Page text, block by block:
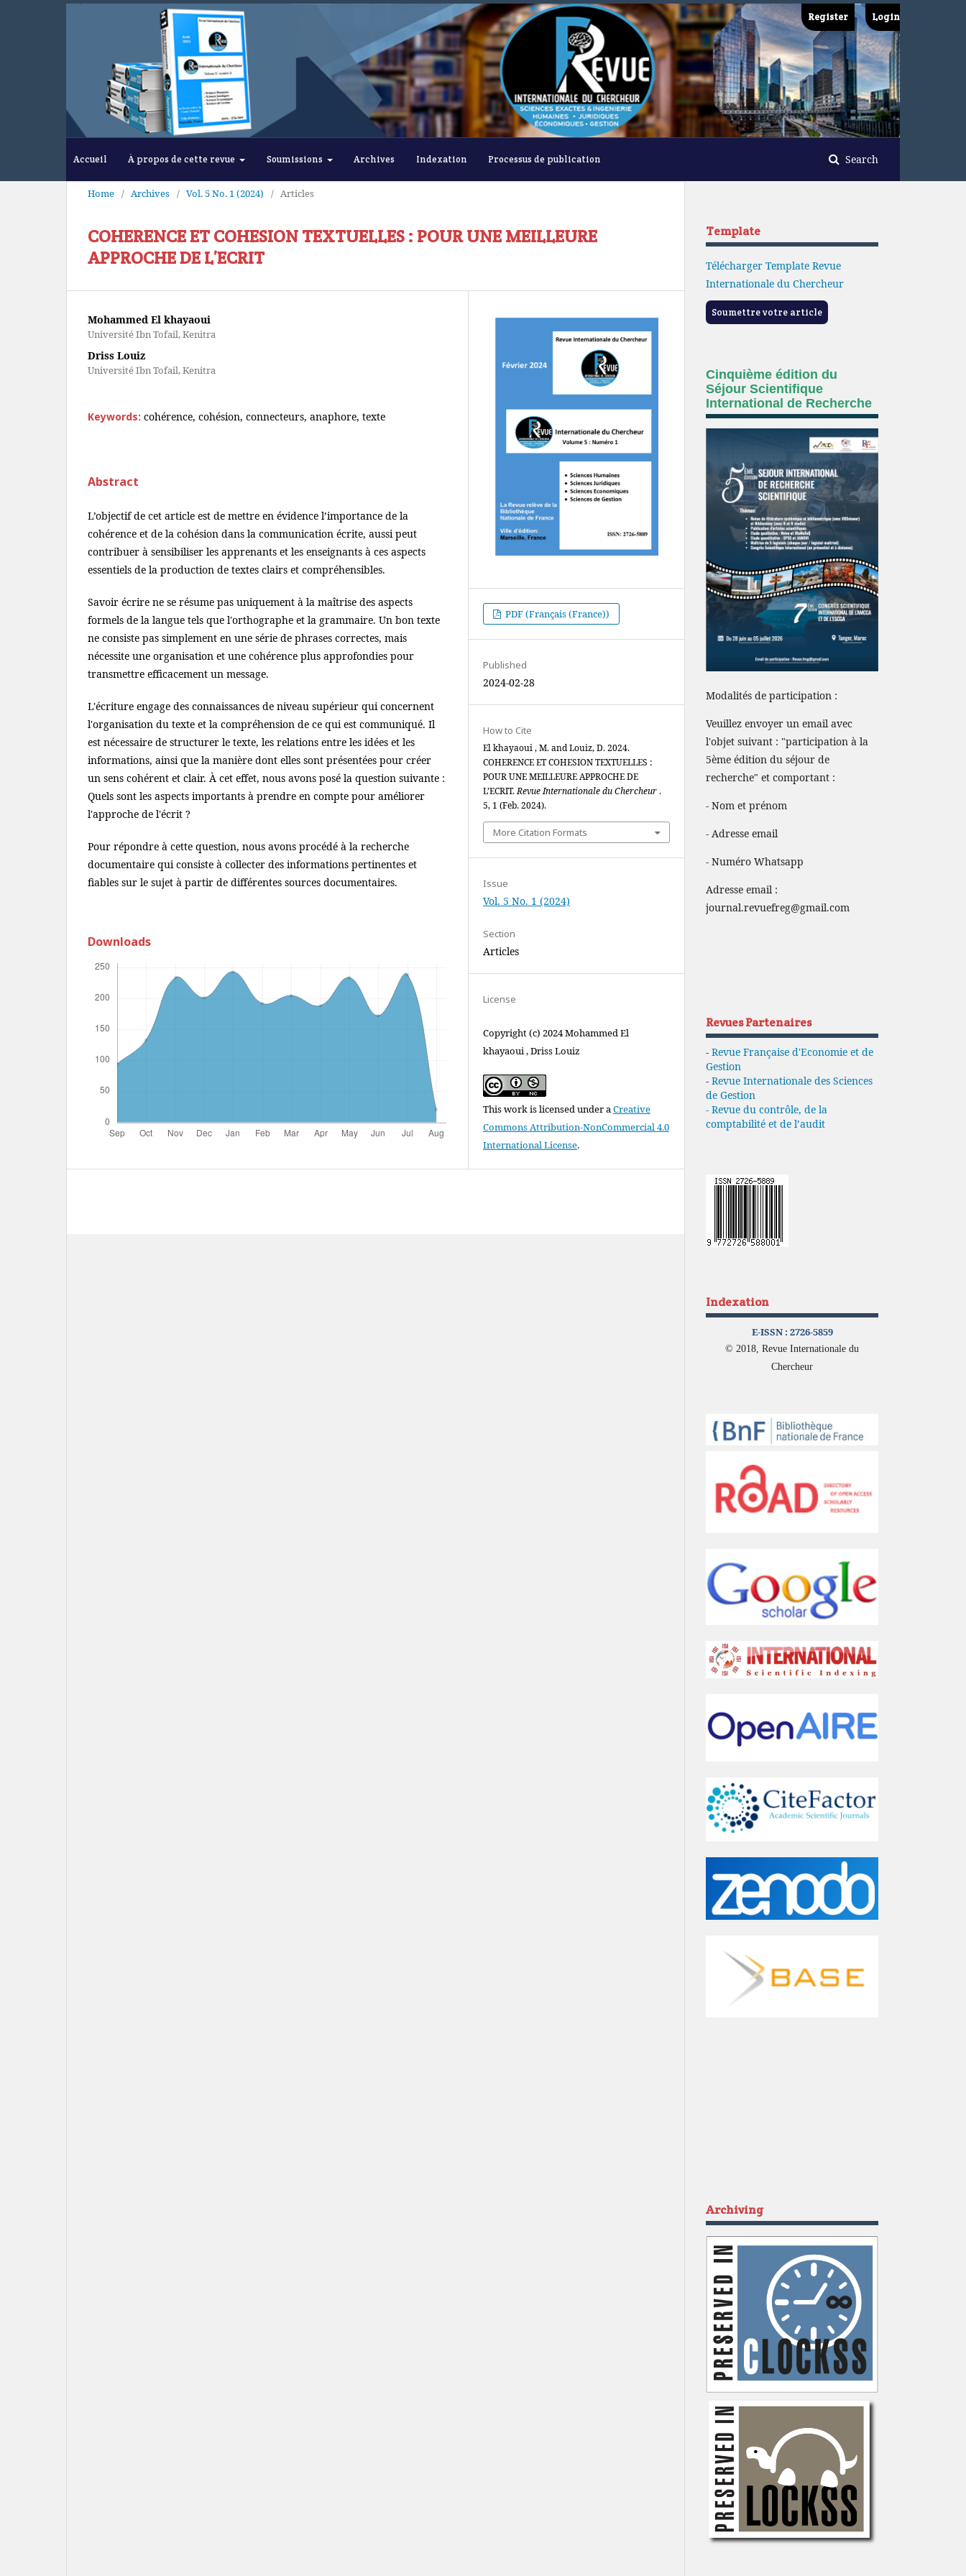
Accueil À propos de cette revue Soumissions Archives Indexation Processus de publication Search
Register Login
Home / Archives / Vol. 5 No. 1 (2024) / Articles
COHERENCE ET COHESION TEXTUELLES : POUR UNE MEILLEURE
APPROCHE DE L’ECRIT
Mohammed El khayaoui
Université Ibn Tofail, Kenitra
Driss Louiz
Université Ibn Tofail, Kenitra
Keywords: cohérence, cohésion, connecteurs, anaphore, texte
Abstract
L’objectif de cet article est de mettre en évidence l’importance de la
cohérence et de la cohésion dans la communication écrite, aussi peut
contribuer à sensibiliser les apprenants et les enseignants à ces aspects
essentiels de la production de textes clairs et compréhensibles.
Savoir écrire ne se résume pas uniquement à la maîtrise des aspects
formels de la langue tels que l'orthographe et la grammaire. Un bon texte
ne consiste pas simplement en une série de phrases correctes, mais
nécessite une organisation et une cohérence plus approfondies pour
transmettre efficacement un message.
L'écriture engage des connaissances de niveau supérieur qui concernent
l'organisation du texte et la compréhension de ce qui est communiqué. Il
est nécessaire de structurer le texte, les relations entre les idées et les
informations, ainsi que la manière dont elles sont présentées pour créer
un sens cohérent et clair. À cet effet, nous avons posé la question suivante :
Quels sont les aspects importants à prendre en compte pour améliorer
l'approche de l'écrit ?
Pour répondre à cette question, nous avons procédé à la recherche
documentaire qui consiste à collecter des informations pertinentes et
fiables sur le sujet à partir de différentes sources documentaires.
Downloads
PDF (Français (France))
Published
2024-02-28
How to Cite
El khayaoui , M. and Louiz, D. 2024.
COHERENCE ET COHESION TEXTUELLES :
POUR UNE MEILLEURE APPROCHE DE
L’ECRIT.Revue Internationale du Chercheur.
5, 1 (Feb. 2024).
More Citation Formats
Issue
Vol. 5 No. 1 (2024)
Section
Articles
License
Copyright (c) 2024 Mohammed El
khayaoui , Driss Louiz
This work is licensed under aCreative
Commons Attribution-NonCommercial 4.0
International License.
Template
Télécharger Template Revue
Internationale du Chercheur
Soumettre votre article
Cinquième édition du
Séjour Scientifique
International de Recherche
Modalités de participation :
Veuillez envoyer un email avec
l'objet suivant : "participation à la
5ème édition du séjour de
recherche" et comportant :
- Nom et prénom
- Adresse email
- Numéro Whatsapp
Adresse email :
journal.revuefreg@gmail.com
Revues Partenaires
- Revue Française d'Economie et de
Gestion
- Revue Internationale des Sciences
de Gestion
- Revue du contrôle, de la
comptabilité et de l’audit
Indexation
E-ISSN : 2726-5859
© 2018, Revue Internationale du
Chercheur
Archiving